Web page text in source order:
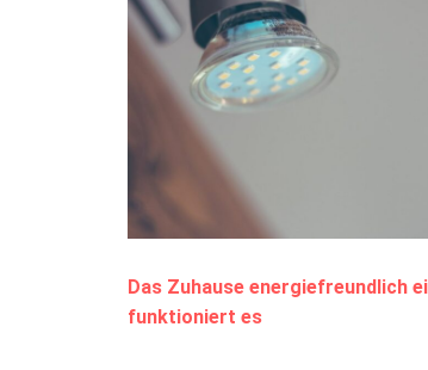
Das Zuhause energiefreundlich
funktioniert es